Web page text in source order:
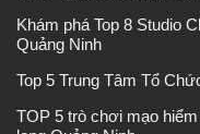
Khám phá Top 8 Studio
Quảng Ninh
Top 5 Trung Tâm Tổ
TOP 5 trò chơi mạo